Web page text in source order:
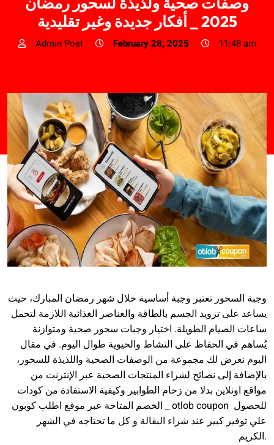
2025 _ أفكار جديدة وغير تقليدية
Admin Post February 28, 2025 11:48 am
وجبة السحور تعتبر وجبة أساسية خلال شهر رمضان المبارك، حيث
يساعد على تزويد الجسم بالطاقة والعناصر الغذائية اللازمة لتحمل
ساعات الصيام الطويلة. اختيار وجبات سحور صحية ومتوازنة
يُساهم في الحفاظ على النشاط والحيوية طوال اليوم. في مقال
اليوم نعرض لك مجموعة من الوصفات الصحية واللذيذة للسحور،
بالإضافة إلى نصائح لشراء المنتجات الصحية عبر الإنترنت من
مواقع اونلاين بدلا من زحام الطوابير وكيفية الاستفادة من كودات
الخصم المتاحة عبر موقع اطلب كوبون _ otlob coupon للحصول
علي توفير كبير عند شراء البقالة و كل ما تحتاجه في الشهر
الكريم.